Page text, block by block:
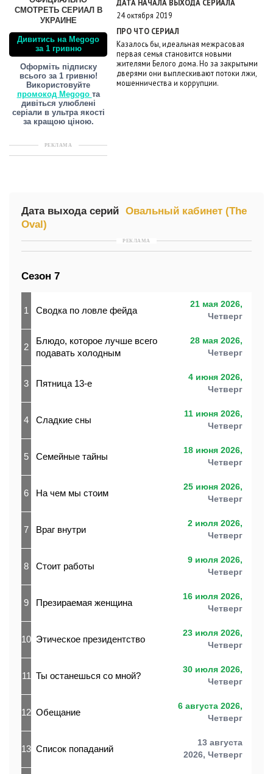
СМОТРЕТЬ СЕРИАЛ В
УКРАИНЕ
Дивитись на Megogo
за 1 гривню
Оформіть підписку
всього за 1 гривню!
Використовуйте
промокод Megogo та
дивіться улюблені
серіали в ультра якості
за кращою ціною.
РЕКЛАМА
ДАТА НАЧАЛА ВЫХОДА СЕРИАЛА
24 октября 2019
ПРО ЧТО СЕРИАЛ
Казалось бы, идеальная межрасовая
первая семья становится новыми
жителями Белого дома. Но за закрытыми
дверями они выплескивают потоки лжи,
мошенничества и коррупции.
Дата выхода серий Овальный кабинет (The
Oval)
РЕКЛАМА
Сезон 7
1 Сводка по ловле фейда
21 мая 2026,
Четверг
2
Блюдо, которое лучше всего
подавать холодным
28 мая 2026,
Четверг
3 Пятница 13-е
4 июня 2026,
Четверг
4 Сладкие сны
11 июня 2026,
Четверг
5 Семейные тайны
18 июня 2026,
Четверг
6 На чем мы стоим
25 июня 2026,
Четверг
7 Враг внутри
2 июля 2026,
Четверг
8 Стоит работы
9 июля 2026,
Четверг
9 Презираемая женщина
16 июля 2026,
Четверг
10 Этическое президентство
23 июля 2026,
Четверг
11 Ты останешься со мной?
30 июля 2026,
Четверг
12 Обещание
6 августа 2026,
Четверг
13 Список попаданий
13 августа
2026, Четверг